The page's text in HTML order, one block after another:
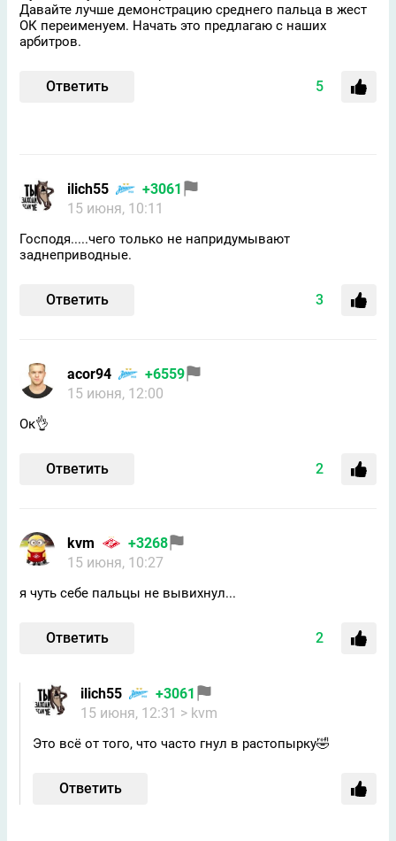
Давайте лучше демонстрацию среднего пальца в жест
ОК переименуем. Начать это предлагаю с наших
арбитров.
Ответить 5
ilich55
+3061
15 июня, 10:11
Господя.....чего только не напридумывают
заднеприводные.
Ответить 3
acor94
+6559
15 июня, 12:00
Ок👌
Ответить 2
kvm
+3268
15 июня, 10:27
я чуть себе пальцы не вывихнул...
Ответить 2
ilich55
+3061
15 июня, 12:31 > kvm
Это всё от того, что часто гнул в растопырку🤣
Ответить